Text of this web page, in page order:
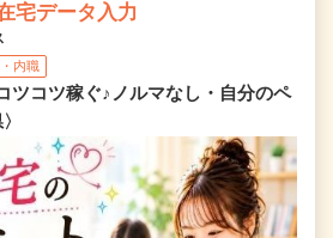
宅データ入力
内職
ツコツ稼ぐ♪ノルマなし・自分のペ